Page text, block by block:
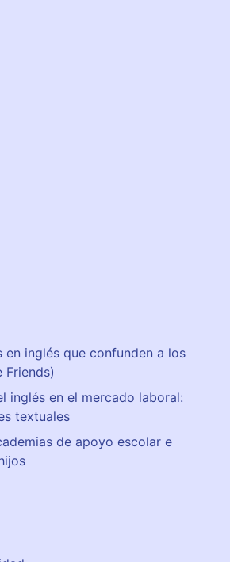
en inglés que confunden a los
Friends)
inglés en el mercado laboral:
textuales
de apoyo escolar e